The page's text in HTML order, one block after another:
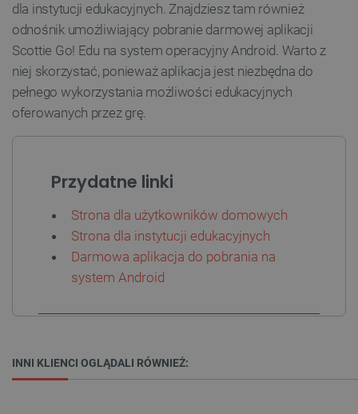
dla instytucji edukacyjnych. Znajdziesz tam również
odnośnik umożliwiający pobranie darmowej aplikacji
Scottie Go! Edu na system operacyjny Android. Warto z
niej skorzystać, ponieważ aplikacja jest niezbędna do
pełnego wykorzystania możliwości edukacyjnych
oferowanych przez grę.
Przydatne linki
Strona dla użytkowników domowych
Strona dla instytucji edukacyjnych
Darmowa aplikacja do pobrania na
system Android
INNI KLIENCI OGLĄDALI RÓWNIEŻ:
_lb .botland.com.pl
VISITOR_PRIVACY_METADATA
Polityce prywatności Google